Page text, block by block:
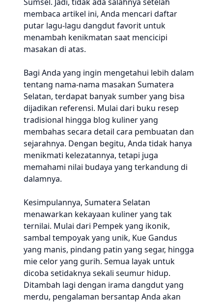
membaca artikel ini, Anda mencari daftar
putar lagu-lagu dangdut favorit untuk
menambah kenikmatan saat mencicipi
masakan di atas.
Bagi Anda yang ingin mengetahui lebih dalam
tentang nama-nama masakan Sumatera
Selatan, terdapat banyak sumber yang bisa
dijadikan referensi. Mulai dari buku resep
tradisional hingga blog kuliner yang
membahas secara detail cara pembuatan dan
sejarahnya. Dengan begitu, Anda tidak hanya
menikmati kelezatannya, tetapi juga
memahami nilai budaya yang terkandung di
dalamnya.
Kesimpulannya, Sumatera Selatan
menawarkan kekayaan kuliner yang tak
ternilai. Mulai dari Pempek yang ikonik,
sambal tempoyak yang unik, Kue Gandus
yang manis, pindang patin yang segar, hingga
mie celor yang gurih. Semua layak untuk
dicoba setidaknya sekali seumur hidup.
Ditambah lagi dengan irama dangdut yang
merdu, pengalaman bersantap Anda akan